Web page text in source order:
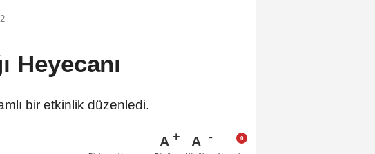
Heyecanı
bir etkinlik düzenledi.
A A